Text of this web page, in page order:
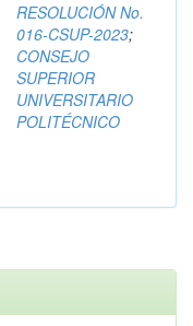
RESOLUCIÓN No.
016-CSUP-2023;
CONSEJO
SUPERIOR
UNIVERSITARIO
POLITÉCNICO